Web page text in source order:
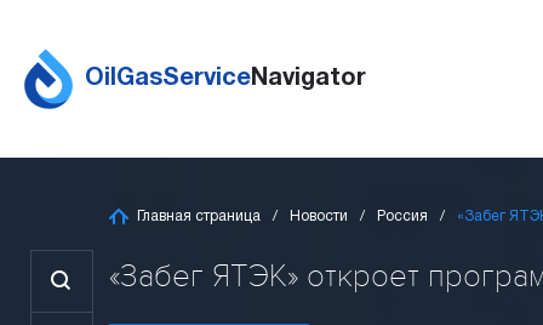
OilGasServiceNavigator
Главная страница Новости Россия «Забег
«Забег ЯТЭК» откроет